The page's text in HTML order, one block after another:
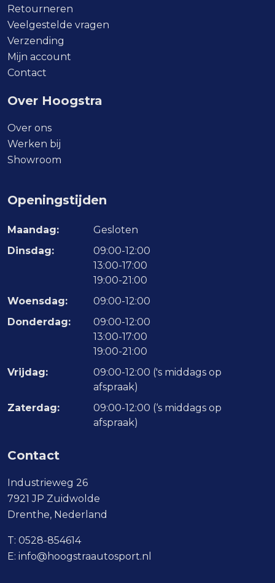
Retourneren
Veelgestelde vragen
Verzending
Mijn account
Contact
Over Hoogstra
Over ons
Werken bij
Showroom
Openingstijden
Maandag:
Gesloten
Dinsdag:
09:00-12:00
13:00-17:00
19:00-21:00
Woensdag:
09:00-12:00
Donderdag:
09:00-12:00
13:00-17:00
19:00-21:00
Vrijdag:
09:00-12:00 ('s middags op
afspraak)
Zaterdag:
09:00-12:00 (‘s middags op
afspraak)
Contact
Industrieweg 26
7921 JP Zuidwolde
Drenthe, Nederland
T: 0528-854614
E: info@hoogstraautosport.nl